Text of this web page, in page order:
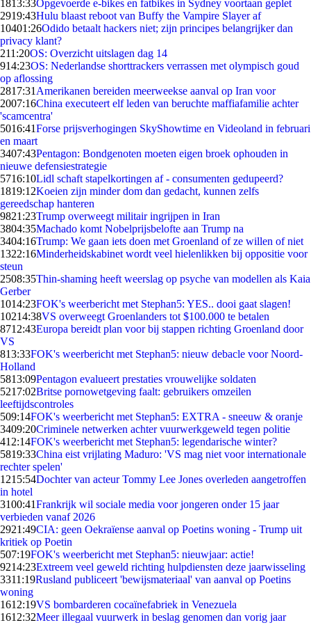
1813:33Opgevoerde e-bikes en fatbikes in Sydney voortaan geplet
2919:43Hulu blaast reboot van Buffy the Vampire Slayer af
10401:26Odido betaalt hackers niet; zijn principes belangrijker dan
privacy klant?
211:20OS: Overzicht uitslagen dag 14
914:23OS: Nederlandse shorttrackers verrassen met olympisch goud
op aflossing
2817:31 Amerikanen bereiden meerweekse aanval op Iran voor
2007:16China executeert elf leden van beruchte maffiafamilie achter
'scamcentra'
5016:41Forse prijsverhogingen SkyShowtime en Videoland in februari
en maart
3407:43Pentagon: Bondgenoten moeten eigen broek ophouden in
nieuwe defensiestrategie
5716:10Lidl schaft stapelkortingen af - consumenten gedupeerd?
1819:12Koeien zijn minder dom dan gedacht, kunnen zelfs
gereedschap hanteren
9821:23Trump overweegt militair ingrijpen in Iran
3804:35Machado komt Nobelprijsbelofte aan Trump na
3404:16Trump: We gaan iets doen met Groenland of ze willen of niet
1322:16Minderheidskabinet wordt veel hielenlikken bij oppositie voor
steun
2508:35Thin-shaming heeft weerslag op psyche van modellen als Kaia
Gerber
1014:23FOK's weerbericht met Stephan5: YES.. dooi gaat slagen!
10214:38VS overweegt Groenlanders tot $100.000 te betalen
8712:43Europa bereidt plan voor bij stappen richting Groenland door
VS
813:33FOK's weerbericht met Stephan5: nieuw debacle voor Noord-
Holland
5813:09Pentagon evalueert prestaties vrouwelijke soldaten
5217:02Britse pornowetgeving faalt: gebruikers omzeilen
leeftijdscontroles
509:14FOK's weerbericht met Stephan5: EXTRA - sneeuw & oranje
3409:20Criminele netwerken achter vuurwerkgeweld tegen politie
412:14FOK's weerbericht met Stephan5: legendarische winter?
5819:33China eist vrijlating Maduro: 'VS mag niet voor internationale
rechter spelen'
1215:54Dochter van acteur Tommy Lee Jones overleden aangetroffen
in hotel
3100:41Frankrijk wil sociale media voor jongeren onder 15 jaar
verbieden vanaf 2026
2921:49CIA: geen Oekraïense aanval op Poetins woning - Trump uit
kritiek op Poetin
507:19FOK's weerbericht met Stephan5: nieuwjaar: actie!
9214:23Extreem veel geweld richting hulpdiensten deze jaarwisseling
3311:19Rusland publiceert 'bewijsmateriaal' van aanval op Poetins
woning
1612:19VS bombarderen cocaïnefabriek in Venezuela
1612:32Meer illegaal vuurwerk in beslag genomen dan vorig jaar